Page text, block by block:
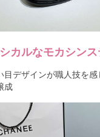
カルなモカシン
目デザインが職人技を感
成